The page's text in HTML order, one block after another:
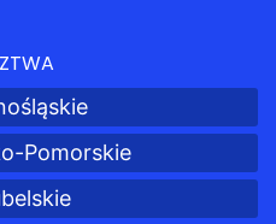
Pomorskie